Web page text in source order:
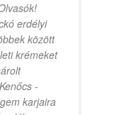
erdélyi
között
krémeket
-
karjaira